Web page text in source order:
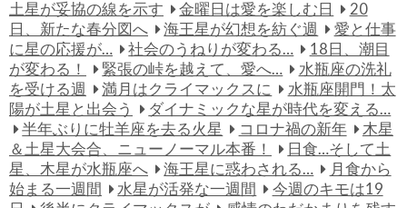
土星が妥協の線を示す
金曜日は愛を楽しむ日
20
日、新たな春分図へ
海王星が幻想を紡ぐ週
愛と仕事
に星の応援が…
社会のうねりが変わる…
18日、潮目
が変わる！
緊張の峠を越えて、愛へ…
水瓶座の洗礼
を受ける週
満月はクライマックスに
水瓶座開門！太
陽が土星と出会う
ダイナミックな星が時代を変える…
半年ぶりに牡羊座を去る火星
コロナ禍の新年
木星
＆土星大会合、ニューノーマル本番！
日食…そして土
星、木星が水瓶座へ
海王星に惑わされる…
月食から
始まる一週間
水星が活発な一週間
今週のキモは19